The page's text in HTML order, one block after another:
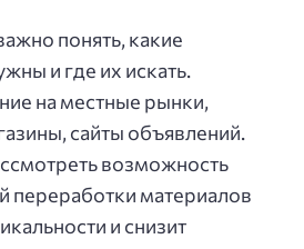
понять, какие
и где их искать.
на местные рынки,
сайты объявлений.
возможность
переработки материалов
и снизит